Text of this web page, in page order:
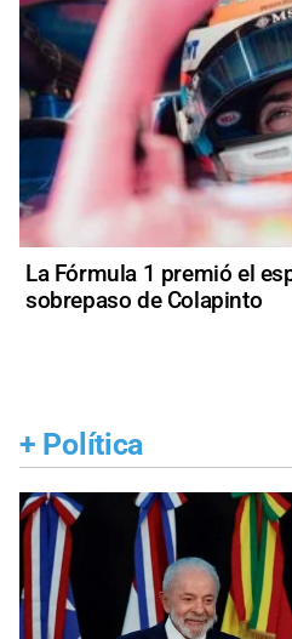
La Fórmula 1 premió el
sobrepaso de Colapinto
+ Política